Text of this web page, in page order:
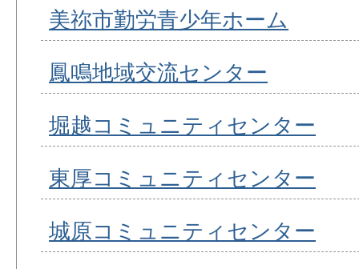
美祢市勤労青少年ホーム
鳳鳴地域交流センター
堀越コミュニティセンター
東厚コミュニティセンター
城原コミュニティセンター